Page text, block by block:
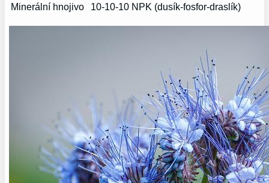
Minerální hnojivo
10-10-10 NPK (dusík-fosfor-draslík)